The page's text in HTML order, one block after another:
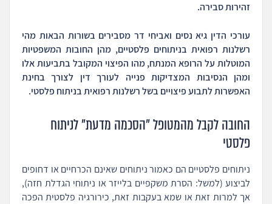
זהירות סבירה.
עורכי הדין גיא נסים ואביחי דר מסבירים בשורות הבאות מהי
רשלנות רפואית בניתוחים פלסטיים, מהן החובות המשפטיות
המוטלות על הרופא המנתח, מהו הפיצוי המקובל בתביעות אלו
ומהן הנסיבות המצדיקות פנייה לעורך דין לצורך בחינת
האפשרות לתבוע פיצויים בשל רשלנות רפואית בניתוח פלסטי.
החובה לקבל מהמטופל "הסכמה מדעת" לניתוח
פלסטי
ניתוחים פלסטיים הם כאמור ניתוחים שאינם הכרחיים או דחופים
לביצוע (למשל: הסרת משקפיים בלייזר או ניתוחי הגדלת חזה),
אך למרות זאת או שמא בעקבות זאת, כירורגיה פלסטית הפכה